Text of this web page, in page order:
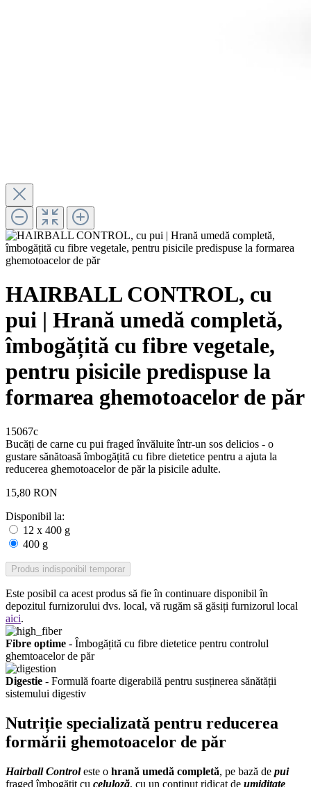
HAIRBALL CONTROL, cu
pui | Hrană umedă completă,
îmbogățită cu fibre vegetale,
pentru pisicile predispuse la
formarea ghemotoacelor de păr
15067c
Bucăți de carne cu pui fraged învăluite într-un sos delicios - o
gustare sănătoasă îmbogățită cu fibre dietetice pentru a ajuta la
reducerea ghemotoacelor de păr la pisicile adulte.
15,80 RON
Disponibil la:
12 x 400 g
400 g
Produs indisponibil temporar
Este posibil ca acest produs să fie în continuare disponibil în
depozitul furnizorului dvs. local, vă rugăm să găsiți furnizorul local
aici.
Fibre optime - Îmbogățită cu fibre dietetice pentru controlul
ghemtoacelor de păr
Digestie - Formulă foarte digerabilă pentru susținerea sănătății
sistemului digestiv
Nutriție specializată pentru reducerea
formării ghemotoacelor de păr
Hairball Controleste o hrană umedă completă, pe bază de pui
fraged îmbogățit cu celuloză, cu un conținut ridicat de umiditate